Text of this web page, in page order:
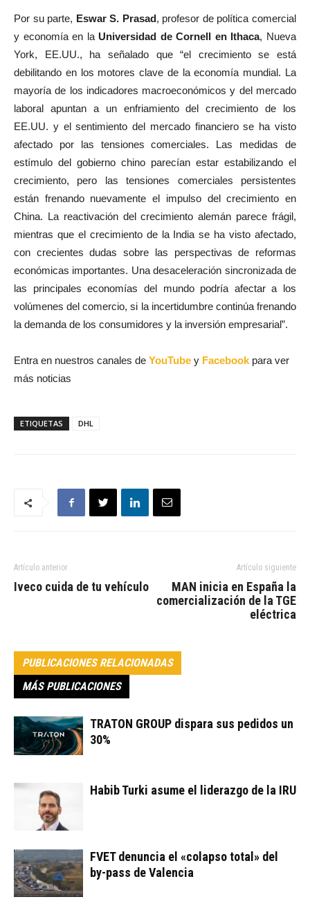
Por su parte, Eswar S. Prasad, profesor de política comercial
y economía en la Universidad de Cornell en Ithaca, Nueva
York, EE.UU., ha señalado que “el crecimiento se está
debilitando en los motores clave de la economía mundial. La
mayoría de los indicadores macroeconómicos y del mercado
laboral apuntan a un enfriamiento del crecimiento de los
EE.UU. y el sentimiento del mercado financiero se ha visto
afectado por las tensiones comerciales. Las medidas de
estímulo del gobierno chino parecían estar estabilizando el
crecimiento, pero las tensiones comerciales persistentes
están frenando nuevamente el impulso del crecimiento en
China. La reactivación del crecimiento alemán parece frágil,
mientras que el crecimiento de la India se ha visto afectado,
con crecientes dudas sobre las perspectivas de reformas
económicas importantes. Una desaceleración sincronizada de
las principales economías del mundo podría afectar a los
volúmenes del comercio, si la incertidumbre continúa frenando
la demanda de los consumidores y la inversión empresarial”.
Entra en nuestros canales de YouTube y Facebook para ver
más noticias
ETIQUETAS DHL
Artículo anterior
Iveco cuida de tu vehículo
Artículo siguiente
MAN inicia en España la
comercialización de la TGE
eléctrica
PUBLICACIONES RELACIONADAS
MÁS PUBLICACIONES
TRATON GROUP dispara sus pedidos un
30%
Habib Turki asume el liderazgo de la IRU
FVET denuncia el «colapso total» del
by-pass de Valencia